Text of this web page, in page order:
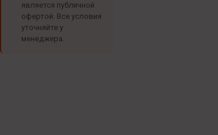
является публичной
офертой. Все условия
уточняйте у
менеджера.